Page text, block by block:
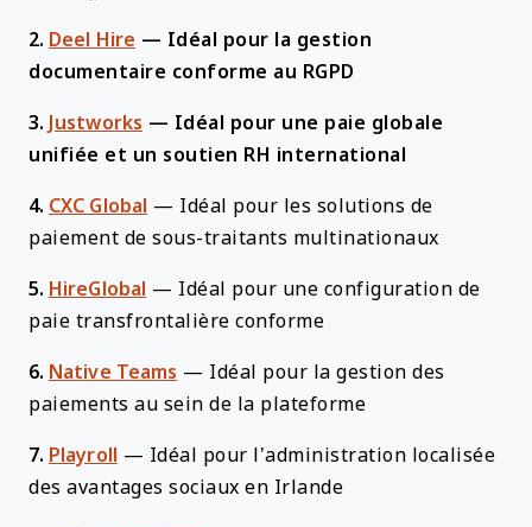
2. Deel Hire — Idéal pour la gestion
documentaire conforme au RGPD
3. Justworks — Idéal pour une paie globale
unifiée et un soutien RH international
4. CXC Global — Idéal pour les solutions de
paiement de sous-traitants multinationaux
5. HireGlobal — Idéal pour une configuration de
paie transfrontalière conforme
6. Native Teams — Idéal pour la gestion des
paiements au sein de la plateforme
7. Playroll — Idéal pour l’administration localisée
des avantages sociaux en Irlande